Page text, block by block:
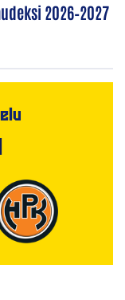
2026–2027